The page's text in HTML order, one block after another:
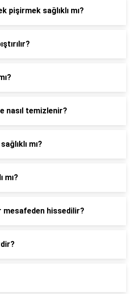
pişirmek sağlıklı mı?
nasıl temizlenir?
mı?
mı?
mesafeden hissedilir?